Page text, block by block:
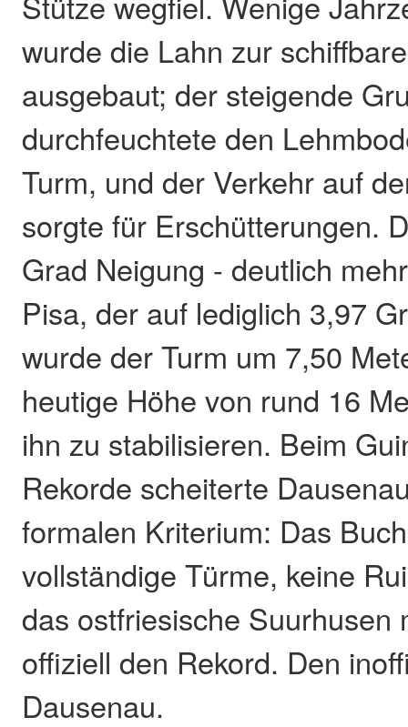
wurde die Lahn zur
ausgebaut; der steigende
durchfeuchtete den
Turm, und der Verkehr auf
sorgte für Erschütterungen.
Grad Neigung - deutlich
Pisa, der auf lediglich 3,97
wurde der Turm um 7,50
heutige Höhe von rund 16
ihn zu stabilisieren. Beim
Rekorde scheiterte
formalen Kriterium: Das
vollständige Türme, keine
das ostfriesische Suurhusen
offiziell den Rekord. Den
Dausenau.